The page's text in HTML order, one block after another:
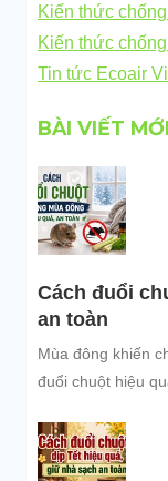
Kiến thức
Kiến thức
Tin tức Ecoair
BÀI VIẾT
Cách đuổi
an toàn
Mùa đông khiến
đuổi chuột hiệu